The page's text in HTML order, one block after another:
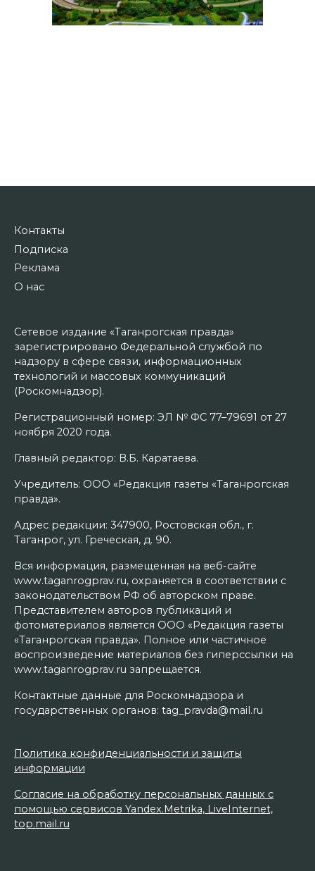
Контакты
Подписка
Реклама
О нас
Сетевое издание «Таганрогская правда»
зарегистрировано Федеральной службой по
надзору в сфере связи, информационных
технологий и массовых коммуникаций
(Роскомнадзор).
Регистрационный номер: ЭЛ № ФС 77–79691 от 27
ноября 2020 года.
Главный редактор: В.Б. Каратаева.
Учредитель: ООО «Редакция газеты «Таганрогская
правда».
Адрес редакции: 347900, Ростовская обл., г.
Таганрог, ул. Греческая, д. 90.
Вся информация, размещенная на веб-сайте
www.taganrogprav.ru, охраняется в соответствии с
законодательством РФ об авторском праве.
Представителем авторов публикаций и
фотоматериалов является ООО «Редакция газеты
«Таганрогская правда». Полное или частичное
воспроизведение материалов без гиперссылки на
www.taganrogprav.ru запрещается.
Контактные данные для Роскомнадзора и
государственных органов: tag_pravda@mail.ru
Политика конфиденциальности и защиты
информации
Согласие на обработку персональных данных с
помощью сервисов Yandex.Metrika, LiveInternet,
top.mail.ru